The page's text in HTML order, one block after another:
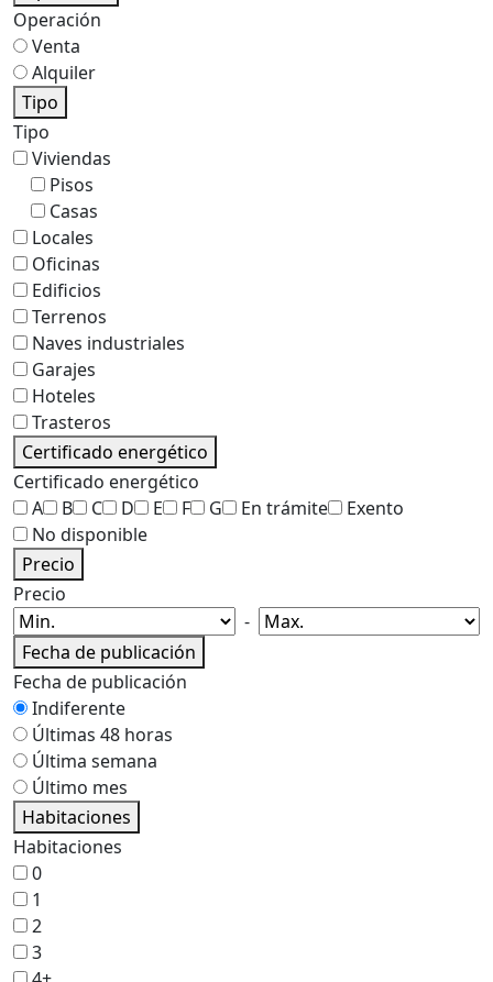
Operación
Venta
Alquiler
Tipo
Tipo
Viviendas
Pisos
Casas
Locales
Oficinas
Edificios
Terrenos
Naves industriales
Garajes
Hoteles
Trasteros
Certificado energético
Certificado energético
A
B C D E F G En trámite
Exento
No disponible
Precio
Precio
-
Fecha de publicación
Fecha de publicación
Indiferente
Últimas 48 horas
Última semana
Último mes
Habitaciones
Habitaciones
0
1
2
3